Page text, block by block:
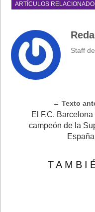
ARTÍCULOS
Staff
← Texto
El F.C.
campeón de la
España